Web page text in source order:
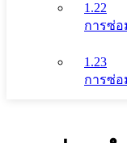
1.22
การซ่อ
1.23
การซ่อ